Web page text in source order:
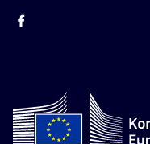
Facebook